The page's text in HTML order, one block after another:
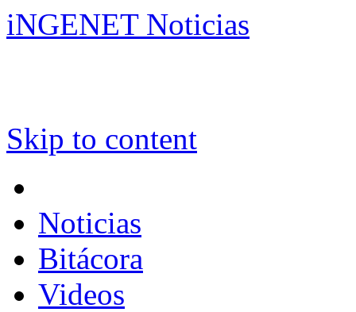
iNGENET Noticias
Skip to content
Noticias
Bitácora
Videos